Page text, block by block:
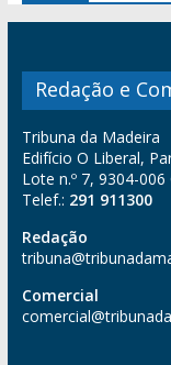
Redação e
Tribuna da Madeira
Edifício O Liberal,
Lote n.º 7, 9304-
Telef.: 291 911300
Redação
Comercial